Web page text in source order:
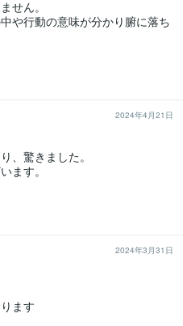
せん。
や行動の意味が分かり腑に落ち
2024年4月21日
、驚きました。
ます。
2024年3月31日
ます